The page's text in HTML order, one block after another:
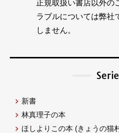
正規取扱い書店以外の
ラブルについては弊社
しません。
新書
林真理子の本
ほしよりこの本 (きょうの猫